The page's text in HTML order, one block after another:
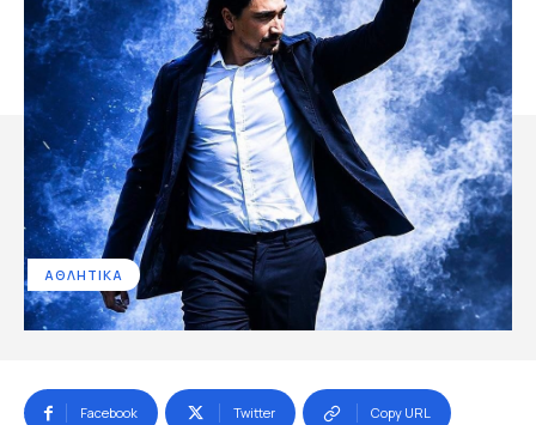
ΑΘΛΗΤΙΚΑ
Facebook Twitter Copy URL